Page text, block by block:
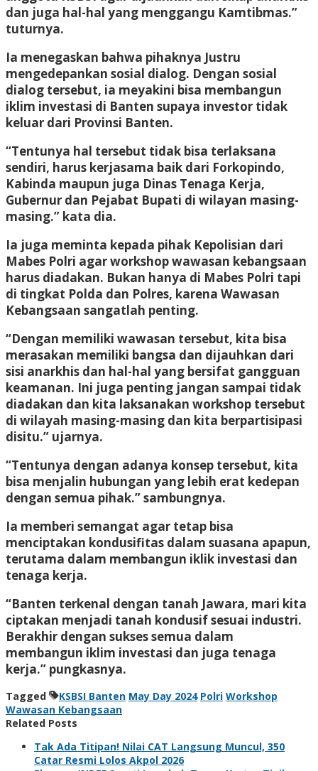
dan juga hal-hal yang menggangu Kamtibmas.”
tuturnya.
Ia menegaskan bahwa pihaknya Justru
mengedepankan sosial dialog. Dengan sosial
dialog tersebut, ia meyakini bisa membangun
iklim investasi di Banten supaya investor tidak
keluar dari Provinsi Banten.
“Tentunya hal tersebut tidak bisa terlaksana
sendiri, harus kerjasama baik dari Forkopindo,
Kabinda maupun juga Dinas Tenaga Kerja,
Gubernur dan Pejabat Bupati di wilayan masing-
masing.” kata dia.
Ia juga meminta kepada pihak Kepolisian dari
Mabes Polri agar workshop wawasan kebangsaan
harus diadakan. Bukan hanya di Mabes Polri tapi
di tingkat Polda dan Polres, karena Wawasan
Kebangsaan sangatlah penting.
“Dengan memiliki wawasan tersebut, kita bisa
merasakan memiliki bangsa dan dijauhkan dari
sisi anarkhis dan hal-hal yang bersifat gangguan
keamanan. Ini juga penting jangan sampai tidak
diadakan dan kita laksanakan workshop tersebut
di wilayah masing-masing dan kita berpartisipasi
disitu.” ujarnya.
“Tentunya dengan adanya konsep tersebut, kita
bisa menjalin hubungan yang lebih erat kedepan
dengan semua pihak.” sambungnya.
Ia memberi semangat agar tetap bisa
menciptakan kondusifitas dalam suasana apapun,
terutama dalam membangun iklik investasi dan
tenaga kerja.
“Banten terkenal dengan tanah Jawara, mari kita
ciptakan menjadi tanah kondusif sesuai industri.
Berakhir dengan sukses semua dalam
membangun iklim investasi dan juga tenaga
kerja.” pungkasnya.
Tagged KSBSI Banten May Day 2024 Polri Workshop
Wawasan Kebangsaan
Related Posts
Tak Ada Titipan! Nilai CAT Langsung Muncul, 350
Catar Resmi Lolos Akpol 2026